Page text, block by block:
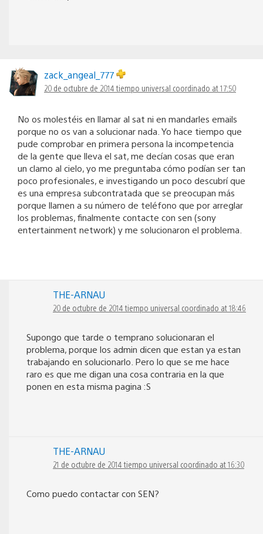
zack_angeal_777
20 de octubre de 2014 tiempo universal coordinado at 17:50
No os molestéis en llamar al sat ni en mandarles emails
porque no os van a solucionar nada. Yo hace tiempo que
pude comprobar en primera persona la incompetencia
de la gente que lleva el sat, me decían cosas que eran
un clamo al cielo, yo me preguntaba cómo podían ser tan
poco profesionales, e investigando un poco descubrí que
es una empresa subcontratada que se preocupan más
porque llamen a su número de teléfono que por arreglar
los problemas, finalmente contacte con sen (sony
entertainment network) y me solucionaron el problema.
THE-ARNAU
20 de octubre de 2014 tiempo universal coordinado at 18:46
Supongo que tarde o temprano solucionaran el
problema, porque los admin dicen que estan ya estan
trabajando en solucionarlo. Pero lo que se me hace
raro es que me digan una cosa contraria en la que
ponen en esta misma pagina :S
THE-ARNAU
21 de octubre de 2014 tiempo universal coordinado at 16:30
Como puedo contactar con SEN?